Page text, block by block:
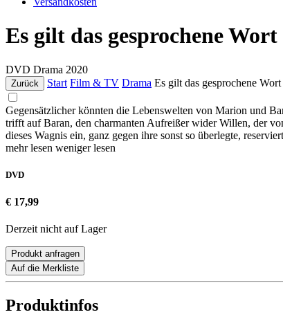
Es gilt das gesprochene Wort
DVD Drama 2020
Zurück Start Film & TV Drama Es gilt das gesprochene Wort
Gegensätzlicher könnten die Lebenswelten von Marion und
trifft auf Baran, den charmanten Aufreißer wider Willen, der
dieses Wagnis ein, ganz gegen ihre sonst so überlegte,
mehr lesen weniger lesen
DVD
€ 17,99
Derzeit nicht auf Lager
Produkt anfragen
Auf die Merkliste
Produktinfos